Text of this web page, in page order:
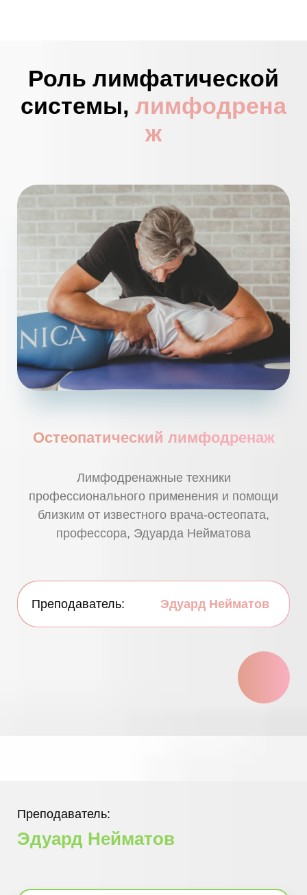
Роль лимфатической
системы, лимфодрена
ж
Остеопатический лимфодренаж
Лимфодренажные техники
профессионального применения и помощи
близким от известного врача-остеопата,
профессора, Эдуарда Нейматова
Преподаватель: Эдуард Нейматов
Преподаватель:
Эдуард Нейматов